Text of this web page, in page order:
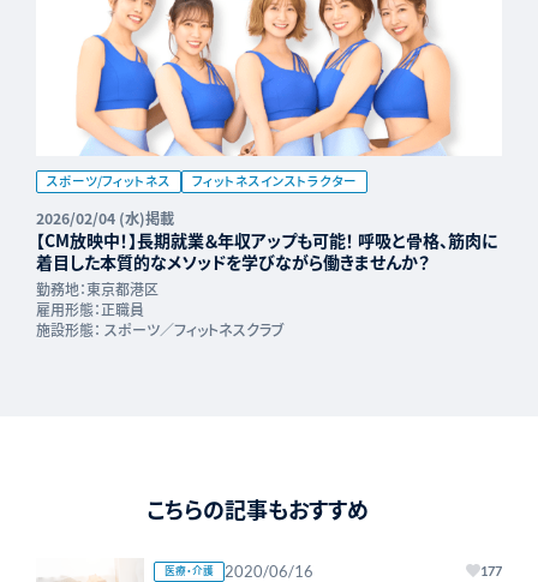
スポーツ/フィットネス フィットネスインストラクター
2026/02/04 (水)掲載
【CM放映中！】長期就業＆年収アップも可能！ 呼吸と骨格、筋肉に
着目した本質的なメソッドを学びながら働きませんか？
勤務地：東京都港区
雇用形態：正職員
施設形態： スポーツ／フィットネスクラブ
こちらの記事もおすすめ
医療・介護 2020/06/16 177